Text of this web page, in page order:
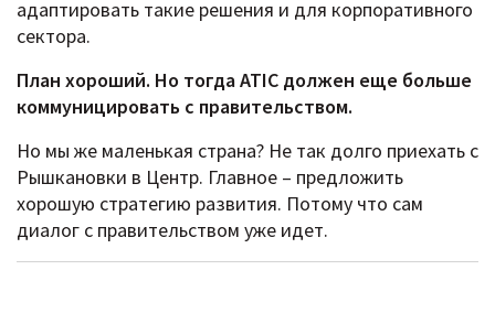
адаптировать такие решения и для корпоративного
сектора.
План хороший. Но тогда ATIC должен еще больше
коммуницировать с правительством.
Но мы же маленькая страна? Не так долго приехать с
Рышкановки в Центр. Главное – предложить
хорошую стратегию развития. Потому что сам
диалог с правительством уже идет.